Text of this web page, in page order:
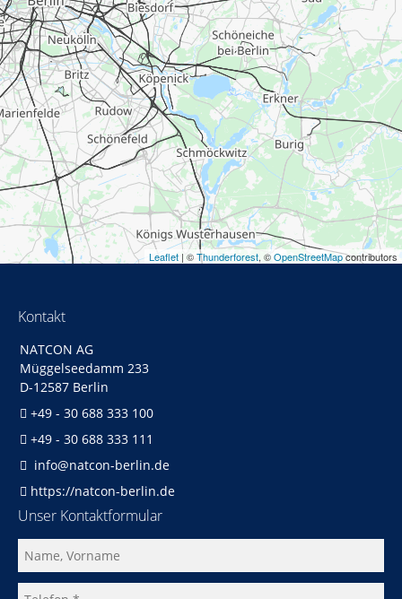
Leaflet | ©Thunderforest, ©OpenStreetMapcontributors
Kontakt
NATCON AG
Müggelseedamm 233
D-12587 Berlin
+49 - 30 688 333 100
+49 - 30 688 333 111
info@natcon-berlin.de
https://natcon-berlin.de
Unser Kontaktformular